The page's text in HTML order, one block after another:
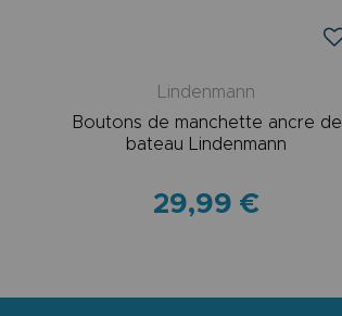
Lindenmann
Boutons de manchette ancre de
bateau Lindenmann
29,99 €